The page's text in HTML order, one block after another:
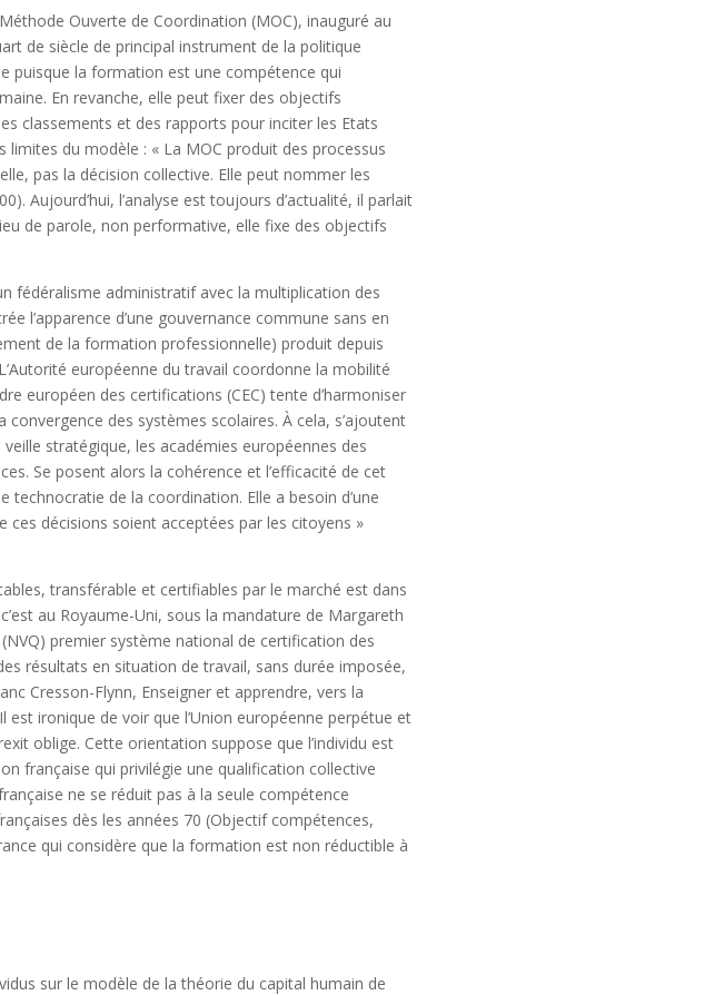
Ouverte de Coordination (MOC), inauguré au
de siècle de principal instrument de la politique
puisque la formation est une compétence qui
En revanche, elle peut fixer des objectifs
classements et des rapports pour inciter les Etats
du modèle : « La MOC produit des processus
pas la décision collective. Elle peut nommer les
Aujourd’hui, l’analyse est toujours d’actualité, il parlait
de parole, non performative, elle fixe des objectifs
fédéralisme administratif avec la multiplication des
l’apparence d’une gouvernance commune sans en
de la formation professionnelle) produit depuis
européenne du travail coordonne la mobilité
européen des certifications (CEC) tente d’harmoniser
convergence des systèmes scolaires. À cela, s’ajoutent
stratégique, les académies européennes des
Se posent alors la cohérence et l’efficacité de cet
technocratie de la coordination. Elle a besoin d’une
décisions soient acceptées par les citoyens »
transférable et certifiables par le marché est dans
au Royaume-Uni, sous la mandature de Margareth
premier système national de certification des
résultats en situation de travail, sans durée imposée,
Cresson-Flynn, Enseigner et apprendre, vers la
ironique de voir que l’Union européenne perpétue et
oblige. Cette orientation suppose que l’individu est
française qui privilégie une qualification collective
ne se réduit pas à la seule compétence
dès les années 70 (Objectif compétences,
qui considère que la formation est non réductible à
sur le modèle de la théorie du capital humain de